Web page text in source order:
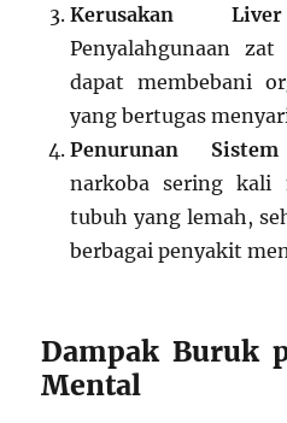
Kerusakan
Penyalahgunaan
dapat membebani
yang bertugas
Penurunan
narkoba sering kali
tubuh yang lemah,
berbagai penyakit
Dampak Buruk
Mental